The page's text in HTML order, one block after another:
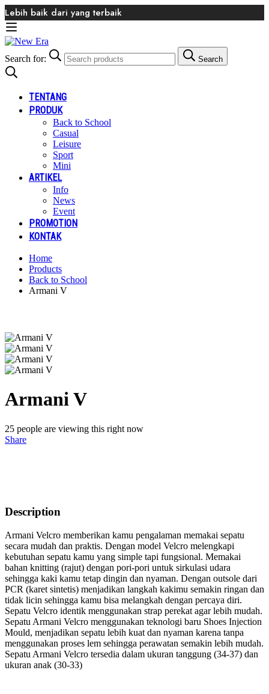
Lebih baik dari yang terbaik
Search for: Search
TENTANG
PRODUK
Back to School
Casual
Leisure
Sport
Mini
ARTIKEL
Info
News
Event
PROMOTION
KONTAK
Home
Products
Back to School
Armani V
Armani V
25 people are viewing this right now
Share
Description
Armani Velcro memberikan kamu pengalaman memakai sepatu
secara mudah dan praktis. Dengan model Velcro melengkapi
kebutuhan sepatu kamu yang simple tapi fungsional. Memakai
bahan knitting (rajut) dengan pori-pori untuk sirkulasi udara
sehingga kaki kamu tetap dingin dan nyaman. Dengan outsole dari
PCR (karet sintetis) menjadikan langkah kakimu semakin ringan dan
tidak licin sehingga kamu bisa melangkah dengan percaya diri.
Sepatu Velcro identik menggunakan strap perekat agar lebih mudah.
Sepatu Armani Velcro menggunakan teknologi baru Shoes Injection
Mould, menjadikan sepatu lebih kuat dan nyaman karena tanpa
menggunakan proses lem sehingga perawatan semakin lebih mudah.
Sepatu Armani Velcro tersedia dalam ukuran tanggung (34-37) dan
ukuran anak (30-33)